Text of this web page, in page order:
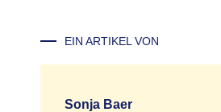
EIN ARTIKEL VON
Sonja Baer